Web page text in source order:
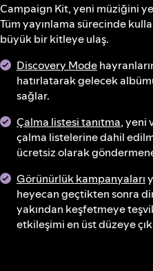
Campaign Kit, yeni müziğini
Tüm yayınlama sürecinde
büyük bir kitleye ulaş.
Discovery Mode
hatırlatarak gelecek
sağlar.
Çalma listesi tanıtma, yeni
çalma listelerine dahil
ücretsiz olarak
Görünürlük kampanyaları
heyecan geçtikten sonra
yakından keşfetmeye
etkileşimi en üst düzeye